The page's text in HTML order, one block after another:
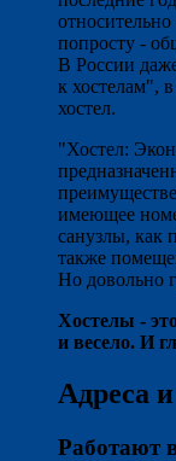
попросту -
В России
к хостелам",
хостел.
"Хостел:
имеющее
санузлы, как
также
Но довольно
Хостелы -
и весело. И
Адреса
Работают